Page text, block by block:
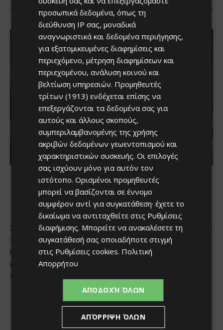
προσωπικά δεδομένα, όπως τη
διεύθυνση IP σας, μοναδικά
αναγνωριστικά και δεδομένα περιήγησης,
για εξατομικευμένες διαφημίσεις και
περιεχόμενο, μέτρηση διαφημίσεων και
περιεχομένου, ανάλυση κοινού και
βελτίωση υπηρεσιών. Προμηθευτές
τρίτων (1913) ενδέχεται επίσης να
επεξεργάζονται τα δεδομένα σας για
αυτούς και άλλους σκοπούς,
συμπεριλαμβανομένης της χρήσης
ακριβών δεδομένων γεωεντοπισμού και
χαρακτηριστικών συσκευής. Οι επιλογές
σας ισχύουν μόνο για αυτόν τον
ιστότοπο. Ορισμένοι προμηθευτές
μπορεί να βασίζονται σε έννομο
συμφέρον αντί για συγκατάθεση· έχετε το
δικαίωμα να αντιταχθείτε στις Ρυθμίσεις
διαφήμισης. Μπορείτε να ανακαλέσετε τη
συγκατάθεσή σας οποιαδήποτε στιγμή
στις Ρυθμίσεις cookies. Πολιτική
Απορρήτου
ΑΠΟΔΟΧΉ ΌΛΩΝ
ΑΠΌΡΡΙΨΗ ΌΛΩΝ